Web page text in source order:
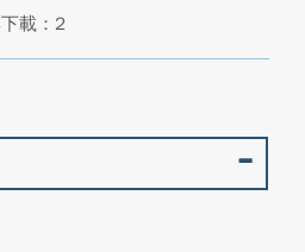
下載：2